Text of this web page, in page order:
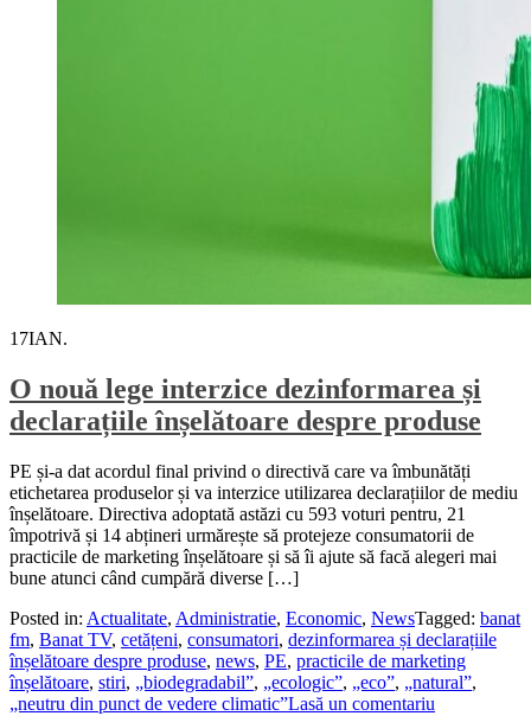
17IAN.
O nouă lege interzice dezinformarea și
declarațiile înșelătoare despre produse
PE și-a dat acordul final privind o directivă care va îmbunătăți
etichetarea produselor și va interzice utilizarea declarațiilor de mediu
înșelătoare. Directiva adoptată astăzi cu 593 voturi pentru, 21
împotrivă și 14 abțineri urmărește să protejeze consumatorii de
practicile de marketing înșelătoare și să îi ajute să facă alegeri mai
bune atunci când cumpără diverse […]
Posted in: Actualitate, Administratie, Economic, NewsTagged: banat
fm, Banat TV, cetățeni, consumatori, dezinformarea și declarațiile
înșelătoare despre produse, news, PE, practicile de marketing
înșelătoare, stiri, „biodegradabil”, „ecologic”, „eco”, „natural”,
„neutru din punct de vedere climatic”Lasă un comentariu